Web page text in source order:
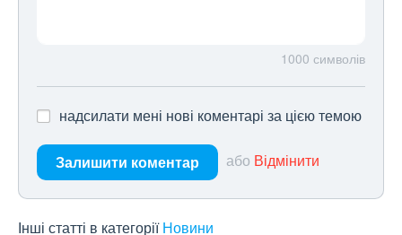
1000 символів
надсилати мені нові коментарі за цією темою
Залишити коментар або Відмінити
Інші статті в категорії Новини